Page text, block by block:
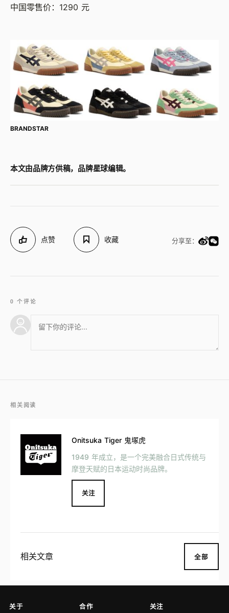
中国零售价：1290 元
BRANDSTAR
本文由品牌方供稿，品牌星球编辑。
点赞 收藏 分享至：
0 个评论
相关阅读
Onitsuka Tiger 鬼塚虎
1949 年成立，是一个完美融合日式传统与
摩登天赋的日本运动时尚品牌。
关注
相关文章 全部
关于 合作 关注